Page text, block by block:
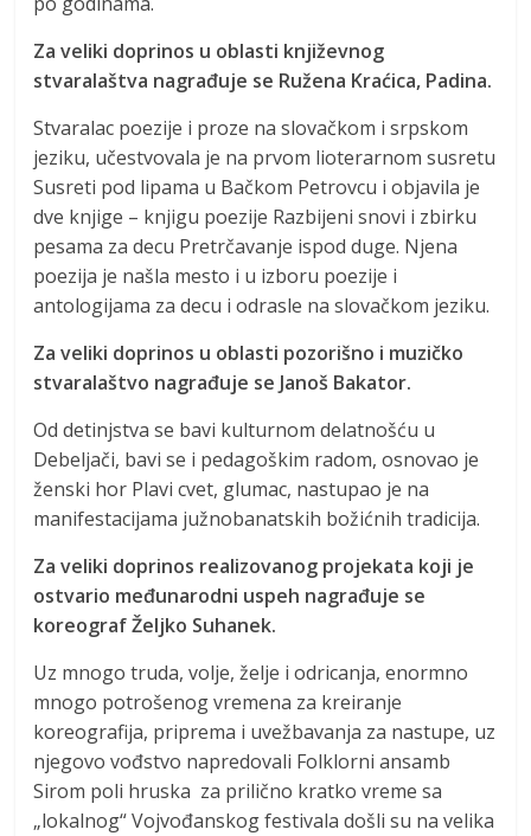
Za veliki doprinos u oblasti književnog
stvaralaštva nagrađuje se Ružena Kraćica, Padina.
Stvaralac poezije i proze na slovačkom i srpskom
jeziku, učestvovala je na prvom lioterarnom susretu
Susreti pod lipama u Bačkom Petrovcu i objavila je
dve knjige – knjigu poezije Razbijeni snovi i zbirku
pesama za decu Pretrčavanje ispod duge. Njena
poezija je našla mesto i u izboru poezije i
antologijama za decu i odrasle na slovačkom jeziku.
Za veliki doprinos u oblasti pozorišno i muzičko
stvaralaštvo nagrađuje se Janoš Bakator.
Od detinjstva se bavi kulturnom delatnošću u
Debeljači, bavi se i pedagoškim radom, osnovao je
ženski hor Plavi cvet, glumac, nastupao je na
manifestacijama južnobanatskih božićnih tradicija.
Za veliki doprinos realizovanog projekata koji je
ostvario međunarodni uspeh nagrađuje se
koreograf Željko Suhanek.
Uz mnogo truda, volje, želje i odricanja, enormno
mnogo potrošenog vremena za kreiranje
koreografija, priprema i uvežbavanja za nastupe, uz
njegovo vođstvo napredovali Folklorni ansamb
Sirom poli hruska za prilično kratko vreme sa
„lokalnog“ Vojvođanskog festivala došli su na velika